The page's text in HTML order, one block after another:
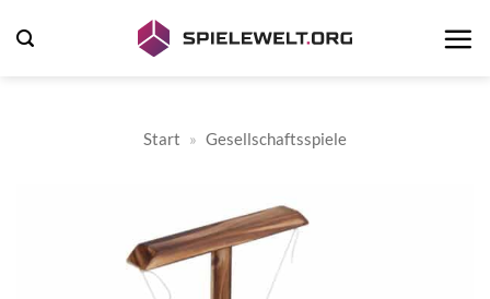
Inhalt
Start » Gesellschaftsspiele